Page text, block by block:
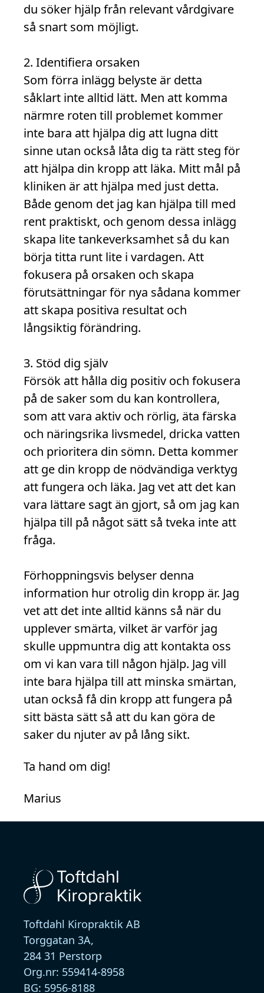
du söker hjälp från relevant vårdgivare
så snart som möjligt.
2. Identifiera orsaken
Som förra inlägg belyste är detta
såklart inte alltid lätt. Men att komma
närmre roten till problemet kommer
inte bara att hjälpa dig att lugna ditt
sinne utan också låta dig ta rätt steg för
att hjälpa din kropp att läka. Mitt mål på
kliniken är att hjälpa med just detta.
Både genom det jag kan hjälpa till med
rent praktiskt, och genom dessa inlägg
skapa lite tankeverksamhet så du kan
börja titta runt lite i vardagen. Att
fokusera på orsaken och skapa
förutsättningar för nya sådana kommer
att skapa positiva resultat och
långsiktig förändring.
3. Stöd dig själv
Försök att hålla dig positiv och fokusera
på de saker som du kan kontrollera,
som att vara aktiv och rörlig, äta färska
och näringsrika livsmedel, dricka vatten
och prioritera din sömn. Detta kommer
att ge din kropp de nödvändiga verktyg
att fungera och läka. Jag vet att det kan
vara lättare sagt än gjort, så om jag kan
hjälpa till på något sätt så tveka inte att
fråga.
Förhoppningsvis belyser denna
information hur otrolig din kropp är. Jag
vet att det inte alltid känns så när du
upplever smärta, vilket är varför jag
skulle uppmuntra dig att kontakta oss
om vi kan vara till någon hjälp. Jag vill
inte bara hjälpa till att minska smärtan,
utan också få din kropp att fungera på
sitt bästa sätt så att du kan göra de
saker du njuter av på lång sikt.
Ta hand om dig!
Marius
Toftdahl Kiropraktik AB
Torggatan 3A,
284 31 Perstorp
Org.nr: 559414-8958
BG: 5956-8188